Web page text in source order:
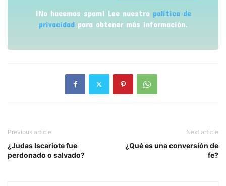
¡No hacemos spam! Lee nuestra política de
privacidad para obtener más información.
Previous article
¿Judas Iscariote fue
perdonado o salvado?
Next article
¿Qué es una conversión de
fe?